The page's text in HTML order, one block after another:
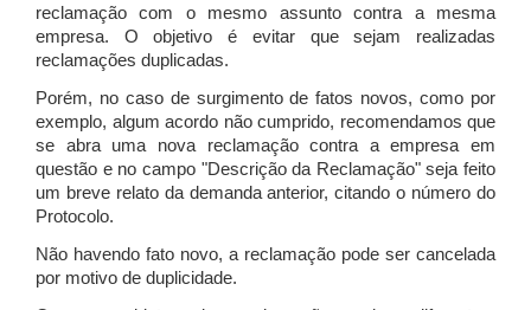
reclamação com o mesmo assunto contra a mesma
empresa. O objetivo é evitar que sejam realizadas
reclamações duplicadas.
Porém, no caso de surgimento de fatos novos, como por
exemplo, algum acordo não cumprido, recomendamos que
se abra uma nova reclamação contra a empresa em
questão e no campo "Descrição da Reclamação" seja feito
um breve relato da demanda anterior, citando o número do
Protocolo.
Não havendo fato novo, a reclamação pode ser cancelada
por motivo de duplicidade.